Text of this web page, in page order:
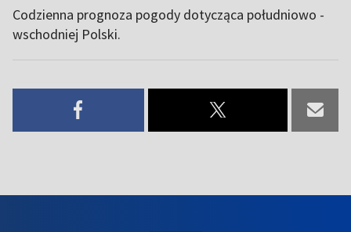
Codzienna prognoza pogody dotycząca południowo -
wschodniej Polski.